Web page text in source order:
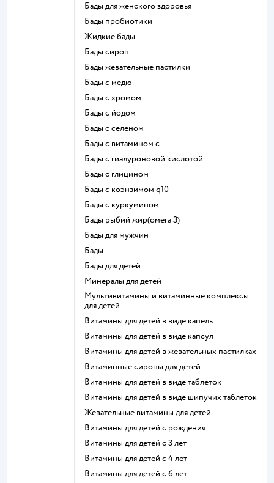
Бады для женского здоровья
Бады пробиотики
Жидкие бады
Бады сироп
Бады жевательные пастилки
Бады с медю
Бады с хромом
Бады с йодом
Бады с селеном
Бады с витамином c
Бады с гиалуроновой кислотой
Бады с глицином
Бады с коэнзимом q10
Бады с куркумином
Бады рыбий жир(омега 3)
Бады для мужчин
Бады
Бады для детей
Минералы для детей
Мультивитамины и витаминные комплексы
для детей
Витамины для детей в виде капель
Витамины для детей в виде капсул
Витамины для детей в жевательных пастилках
Витаминные сиропы для детей
Витамины для детей в виде таблеток
Витамины для детей в виде шипучих таблеток
Жевательные витамины для детей
Витамины для детей с рождения
Витамины для детей с 3 лет
Витамины для детей с 4 лет
Витамины для детей с 6 лет